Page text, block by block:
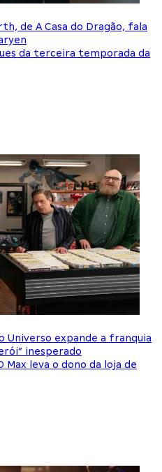
de A Casa do Dragão, fala
da terceira temporada da
Universo expande a franquia
inesperado
leva o dono da loja de